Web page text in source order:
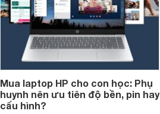
Mua laptop HP cho con học: Phụ
huynh nên ưu tiên độ bền, pin hay
cấu hình?